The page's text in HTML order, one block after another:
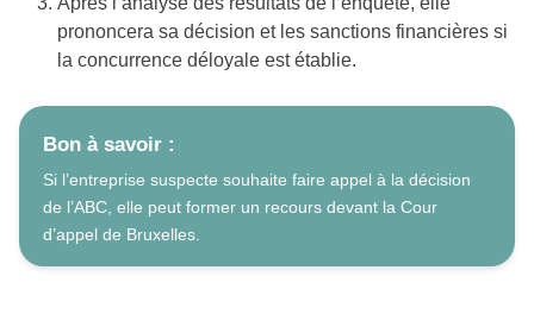
prononcera sa décision et les sanctions financières si
la concurrence déloyale est établie.
Bon à savoir :
Si l’entreprise suspecte souhaite faire appel à la décision
de l’ABC, elle peut former un recours devant la Cour
d’appel de Bruxelles.